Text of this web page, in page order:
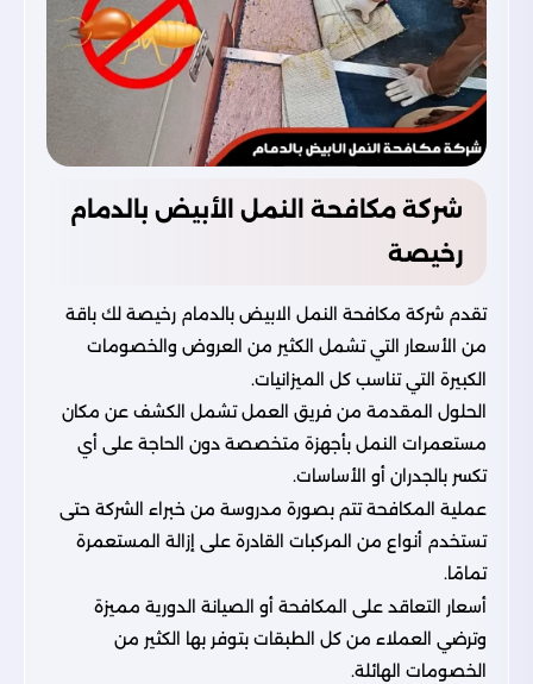
شركة مكافحة النمل الأبيض بالدمام
رخيصة
تقدم شركة مكافحة النمل الابيض بالدمام رخيصة لك باقة
من الأسعار التي تشمل الكثير من العروض والخصومات
الكبيرة التي تناسب كل الميزانيات.
الحلول المقدمة من فريق العمل تشمل الكشف عن مكان
مستعمرات النمل بأجهزة متخصصة دون الحاجة على أي
تكسر بالجدران أو الأساسات.
عملية المكافحة تتم بصورة مدروسة من خبراء الشركة حتى
تستخدم أنواع من المركبات القادرة على إزالة المستعمرة
تمامًا.
أسعار التعاقد على المكافحة أو الصيانة الدورية مميزة
وترضي العملاء من كل الطبقات بتوفر بها الكثير من
الخصومات الهائلة.